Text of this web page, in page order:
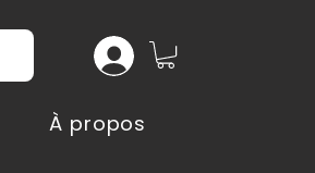
À propos